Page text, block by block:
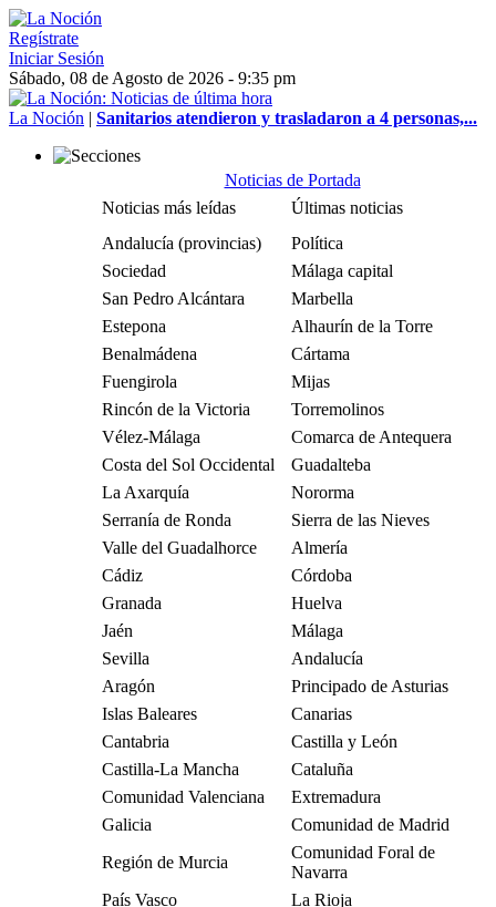
Regístrate
Iniciar Sesión
Sábado, 08 de Agosto de 2026 - 9:35 pm
La Noción | Sanitarios atendieron y trasladaron a 4 personas,...
Noticias de Portada
Noticias más leídas
Últimas noticias
Andalucía (provincias)
Política
Sociedad
Málaga capital
San Pedro Alcántara
Marbella
Estepona
Alhaurín de la Torre
Benalmádena
Cártama
Fuengirola
Mijas
Rincón de la Victoria
Torremolinos
Vélez-Málaga
Comarca de Antequera
Costa del Sol Occidental
Guadalteba
La Axarquía
Nororma
Serranía de Ronda
Sierra de las Nieves
Valle del Guadalhorce
Almería
Cádiz
Córdoba
Granada
Huelva
Jaén
Málaga
Sevilla
Andalucía
Aragón
Principado de Asturias
Islas Baleares
Canarias
Cantabria
Castilla y León
Castilla-La Mancha
Cataluña
Comunidad Valenciana
Extremadura
Galicia
Comunidad de Madrid
Región de Murcia
Comunidad Foral de
Navarra
País Vasco
La Rioja